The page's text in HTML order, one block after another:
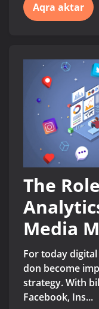
Aqra aktar
The
Media
For today
don become
strategy. With
Facebook, Ins...